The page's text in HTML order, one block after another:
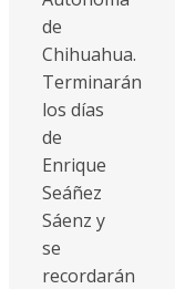
de
Chihuahua.
Terminarán
los días
de
Enrique
Seáñez
Sáenz y
se
recordarán